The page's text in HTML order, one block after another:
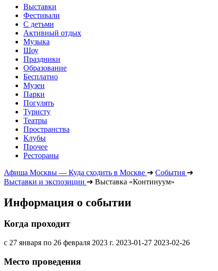
Выставки
Фестивали
С детьми
Активный отдых
Музыка
Шоу
Праздники
Образование
Бесплатно
Музеи
Парки
Погулять
Туристу
Театры
Пространства
Клубы
Прочее
Рестораны
Афиша Москвы — Куда сходить в Москве ➔ События ➔
Выставки и экспозиции ➔ Выставка «Континуум»
Информация о событии
Когда проходит
с 27 января по 26 февраля 2023 г. 2023-01-27 2023-02-26
Место проведения